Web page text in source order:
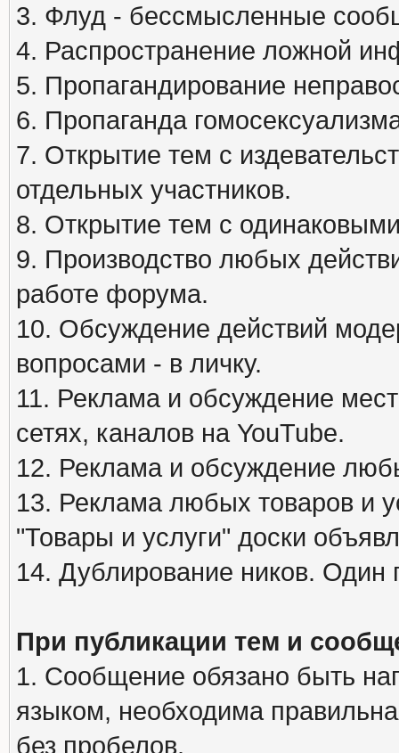
3. Флуд - бессмысленные
4. Распространение ложной
5. Пропагандирование
6. Пропаганда
7. Открытие тем с
отдельных участников.
8. Открытие тем с
9. Производство любых
работе форума.
10. Обсуждение действий
вопросами - в личку.
11. Реклама и обсуждение
сетях, каналов на YouTube.
12. Реклама и обсуждение
13. Реклама любых товаров и
"Товары и услуги" доски
14. Дублирование ников. Один
При публикации тем и
1. Сообщение обязано быть
языком, необходима
без пробелов.